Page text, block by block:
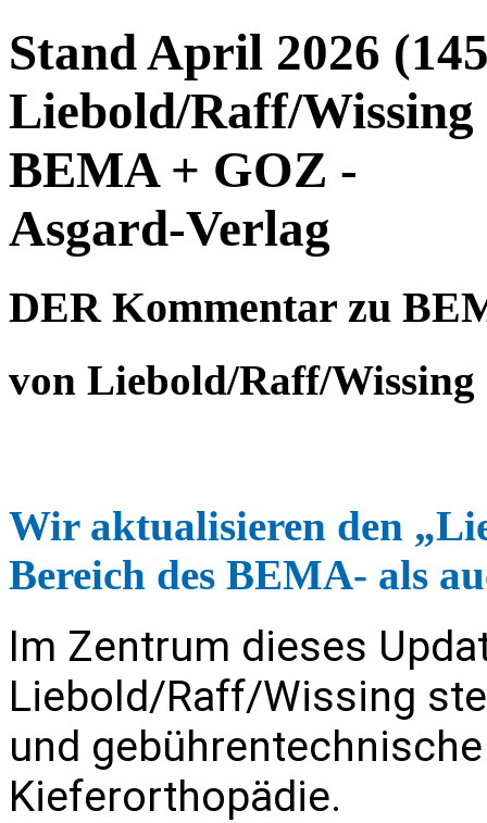
Stand April 2026
Liebold/Raff/
BEMA + GOZ -
Asgard-Verlag
DER Kommentar zu
von Liebold/Raff/Wissing
Wir aktualisieren den
Bereich des BEMA- als
Im Zentrum dieses
Liebold/Raff/Wissing
und
Kieferorthopädie.